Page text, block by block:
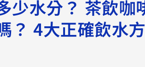
少水分？ 茶飲咖
？ 4大正確飲水